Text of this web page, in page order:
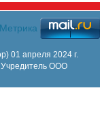
01 апреля 2024 г.
ООО